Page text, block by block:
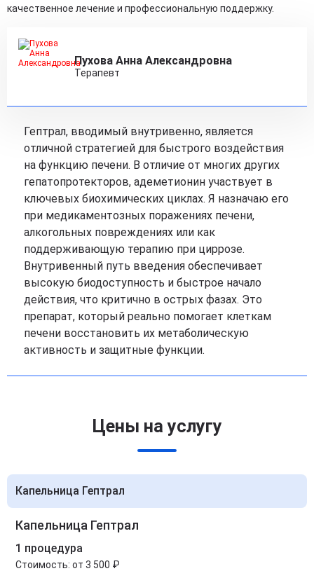
качественное лечение и профессиональную поддержку.
Пухова Анна Александровна
Терапевт
Гептрал, вводимый внутривенно, является
отличной стратегией для быстрого воздействия
на функцию печени. В отличие от многих других
гепатопротекторов, адеметионин участвует в
ключевых биохимических циклах. Я назначаю его
при медикаментозных поражениях печени,
алкогольных повреждениях или как
поддерживающую терапию при циррозе.
Внутривенный путь введения обеспечивает
высокую биодоступность и быстрое начало
действия, что критично в острых фазах. Это
препарат, который реально помогает клеткам
печени восстановить их метаболическую
активность и защитные функции.
Цены на услугу
Капельница Гептрал
Капельница Гептрал
1 процедура
Стоимость: от 3 500 ₽